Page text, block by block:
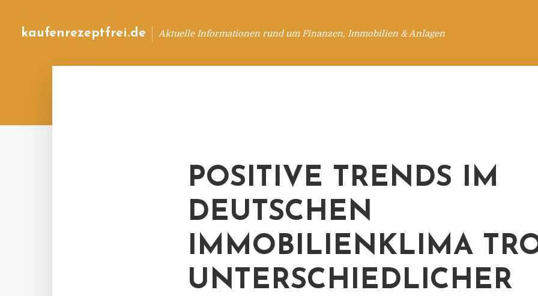
kaufenrezeptfrei.de Aktuelle Informationen rund um Finanzen, Immobilien & Anlagen
POSITIVE TRENDS IM
DEUTSCHEN
IMMOBILIENKLIMA
UNTERSCHIEDLICHER